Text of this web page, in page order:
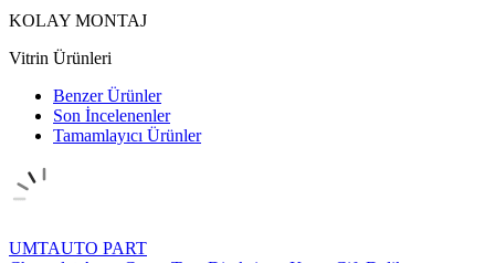
KOLAY MONTAJ
Vitrin Ürünleri
Benzer Ürünler
Son İncelenenler
Tamamlayıcı Ürünler
UMTAUTO PART